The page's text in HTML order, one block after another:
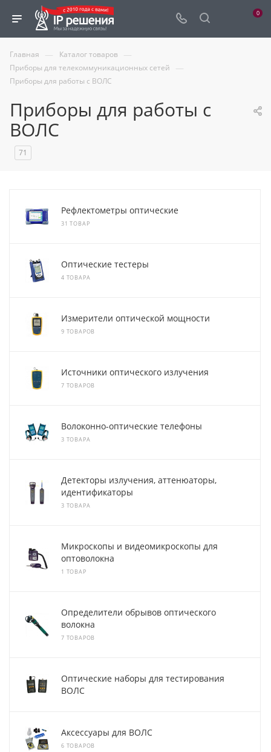
0
Главная — Каталог товаров —
Приборы для телекоммуникационных сетей —
Приборы для работы с ВОЛС
Приборы для работы с
ВОЛС
71
Рефлектометры оптические
31 ТОВАР
Оптические тестеры
4 ТОВАРА
Измерители оптической мощности
9 ТОВАРОВ
Источники оптического излучения
7 ТОВАРОВ
Волоконно-оптические телефоны
3 ТОВАРА
Детекторы излучения, аттенюаторы,
идентификаторы
3 ТОВАРА
Микроскопы и видеомикроскопы для
оптоволокна
1 ТОВАР
Определители обрывов оптического
волокна
7 ТОВАРОВ
Оптические наборы для тестирования
ВОЛС
Аксессуары для ВОЛС
6 ТОВАРОВ